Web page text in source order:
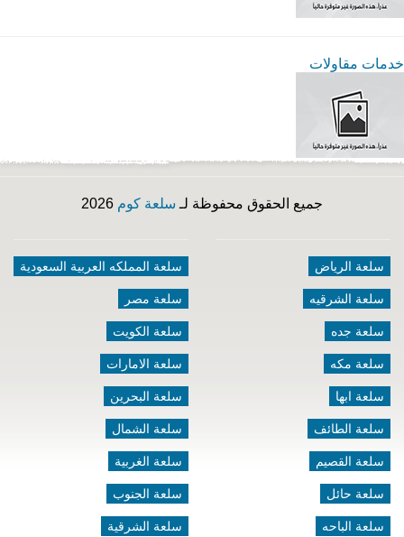
خدمات مقاولات
جميع الحقوق محفوظة لـ سلعة كوم
سلعة الرياض
سلعة الشرقيه
سلعة جده
سلعة مكه
سلعة ابها
سلعة الطائف
سلعة القصيم
سلعة حائل
سلعة الباحه
سلعة المملكه العربية السعودية
سلعة مصر
سلعة الكويت
سلعة الامارات
سلعة البحرين
سلعة الشمال
سلعة الغربية
سلعة الجنوب
سلعة الشرقية